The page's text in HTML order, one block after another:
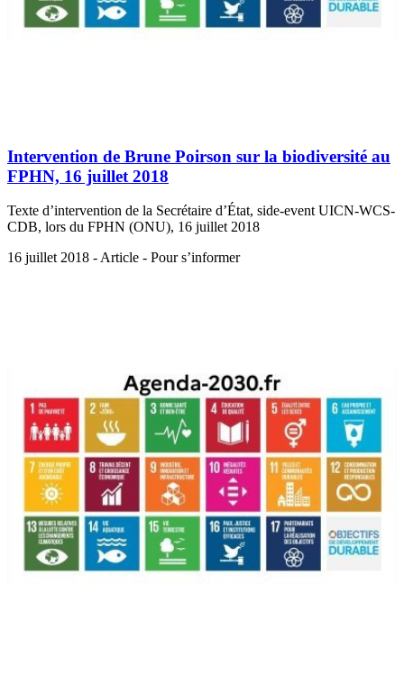
Intervention de Brune Poirson sur la biodiversité au
FPHN, 16 juillet 2018
Texte d’intervention de la Secrétaire d’État, side-event UICN-WCS-
CDB, lors du FPHN (ONU), 16 juillet 2018
16 juillet 2018 - Article - Pour s’informer